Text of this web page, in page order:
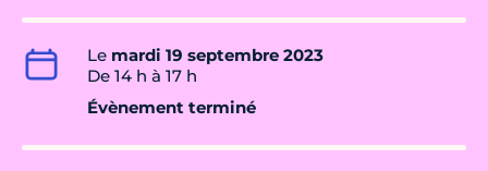
Le mardi 19 septembre 2023
De 14 h à 17 h
Évènement terminé